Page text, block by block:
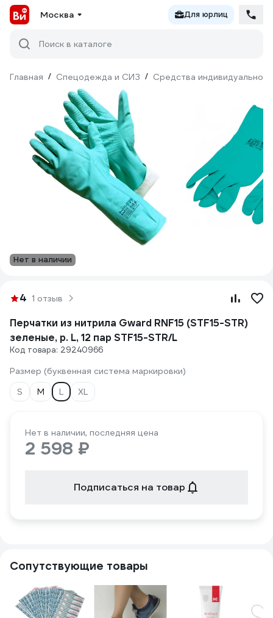
Москва Для юрлиц
Поиск в каталоге
Главная / Спецодежда и СИЗ / Средства индивидуальной
Нет в наличии
4 1 отзыв
Перчатки из нитрила Gward RNF15 (STF15-STR)
зеленые, р. L, 12 пар STF15-STR/L
Код товара: 29240966
Размер (буквенная система маркировки)
S
M L XL
Нет в наличии, последняя цена
2 598 ₽
Подписаться на товар
Сопутствующие товары